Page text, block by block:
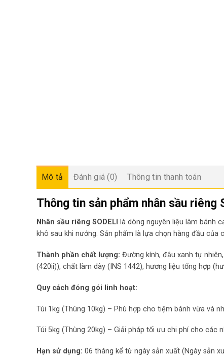
Mô tả Đánh giá (0) Thông tin thanh toán
Thông tin sản phẩm nhân sầu riêng
Nhân sầu riêng SODELI là dòng nguyên liệu làm bánh
khô sau khi nướng. Sản phẩm là lựa chọn hàng đầu
Thành phần chất lượng: Đường kính, đậu xanh tự
(420ii)), chất làm dày (INS 1442), hương liệu tổng hợp
Quy cách đóng gói linh hoạt:
Túi 1kg (Thùng 10kg) – Phù hợp cho tiệm bánh vừa và
Túi 5kg (Thùng 20kg) – Giải pháp tối ưu chi phí cho các
Hạn sử dụng: 06 tháng kể từ ngày sản xuất (Ngày sản